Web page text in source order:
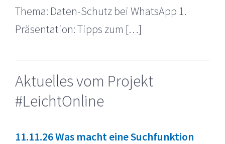
Thema: Daten-Schutz bei WhatsApp 1.
Präsentation: Tipps zum […]
Aktuelles vom Projekt
#LeichtOnline
11.11.26 Was macht eine Suchfunktion